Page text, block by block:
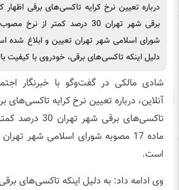
درباره تعیین نرخ کرایه تاکسی‌های برقی
شورای اسلامی شهر تهران تعیین و ابلاغ شده
دلیل اینکه تاکسی‌های برقی، خودروی با کیفیت
شادی مالکی در گفت‌وگو با خبرنگار
آنلاین، درباره تعیین نرخ کرایه تاکسی‌های
تاکسی‌های برقی
ماده 17 مصوبه شورای اسلامی شهر
است.
وی ادامه داد: به دلیل اینکه تاکسی‌های